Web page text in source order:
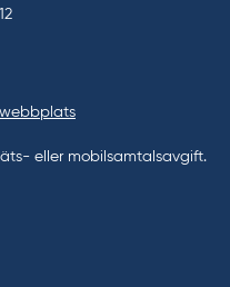
eller mobilsamtalsavgift.